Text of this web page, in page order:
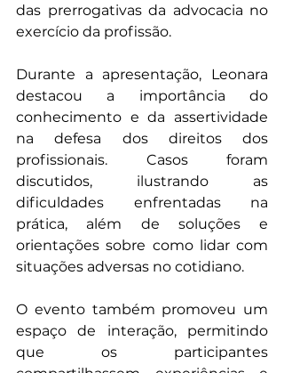
das prerrogativas da advocacia no
exercício da profissão.
Durante a apresentação, Leonara
destacou a importância do
conhecimento e da assertividade
na defesa dos direitos dos
profissionais. Casos foram
discutidos, ilustrando as
dificuldades enfrentadas na
prática, além de soluções e
orientações sobre como lidar com
situações adversas no cotidiano.
O evento também promoveu um
espaço de interação, permitindo
que os participantes